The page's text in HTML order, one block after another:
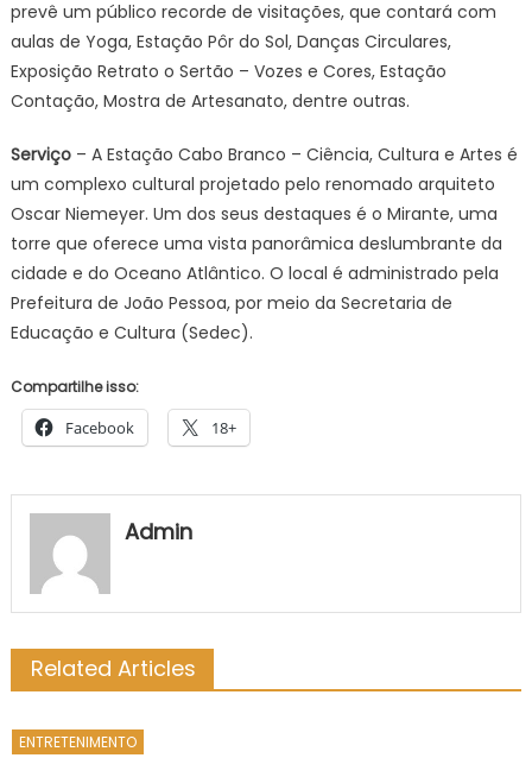
prevê um público recorde de visitações, que contará com
aulas de Yoga, Estação Pôr do Sol, Danças Circulares,
Exposição Retrato o Sertão – Vozes e Cores, Estação
Contação, Mostra de Artesanato, dentre outras.
Serviço– A Estação Cabo Branco – Ciência, Cultura e Artes é
um complexo cultural projetado pelo renomado arquiteto
Oscar Niemeyer. Um dos seus destaques é o Mirante, uma
torre que oferece uma vista panorâmica deslumbrante da
cidade e do Oceano Atlântico. O local é administrado pela
Prefeitura de João Pessoa, por meio da Secretaria de
Educação e Cultura (Sedec).
Compartilhe isso:
Facebook 18+
Admin
Related Articles
ENTRETENIMENTO